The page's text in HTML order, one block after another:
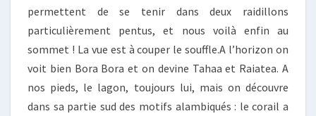
permettent de se tenir dans deux raidillons
particulièrement pentus, et nous voilà enfin au
sommet ! La vue est à couper le souffle.A l’horizon on
voit bien Bora Bora et on devine Tahaa et Raiatea. A
nos pieds, le lagon, toujours lui, mais on découvre
dans sa partie sud des motifs alambiqués : le corail a